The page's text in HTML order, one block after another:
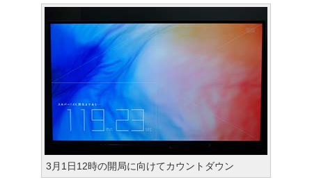
3月1日12時の開局に向けてカウントダウン